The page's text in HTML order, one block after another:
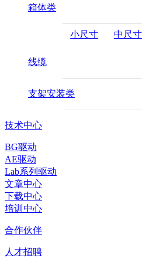
箱体类
小尺寸 中尺寸
线缆
支架安装类
技术中心
BG驱动
AE驱动
Lab系列驱动
文章中心
下载中心
培训中心
合作伙伴
人才招聘